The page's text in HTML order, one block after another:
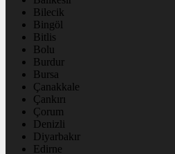
Bilecik
Bingöl
Bitlis
Bolu
Burdur
Bursa
Çanakkale
Çankırı
Çorum
Denizli
Diyarbakır
Edirne